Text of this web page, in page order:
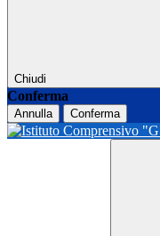
Chiudi
Conferma
Annulla Conferma